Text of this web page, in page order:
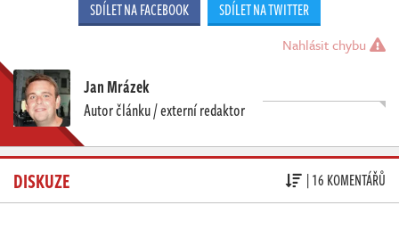
SDÍLET NA FACEBOOK SDÍLET NA TWITTER
Nahlásit chybu
Jan Mrázek
Autor článku / externí redaktor
DISKUZE | 16 KOMENTÁŘŮ